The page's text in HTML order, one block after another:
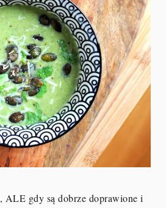
ALE gdy są dobrze doprawione i